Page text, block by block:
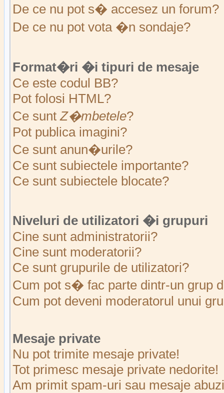
De ce nu pot s� accesez un forum?
De ce nu pot vota �n sondaje?
Format�ri �i tipuri de mesaje
Ce este codul BB?
Pot folosi HTML?
Ce suntZ�mbetele?
Pot publica imagini?
Ce sunt anun�urile?
Ce sunt subiectele importante?
Ce sunt subiectele blocate?
Niveluri de utilizatori �i grupuri
Cine sunt administratorii?
Cine sunt moderatorii?
Ce sunt grupurile de utilizatori?
Cum pot s� fac parte dintr-un grup
Cum pot deveni moderatorul unui
Mesaje private
Nu pot trimite mesaje private!
Tot primesc mesaje private nedorite!
Am primit spam-uri sau mesaje